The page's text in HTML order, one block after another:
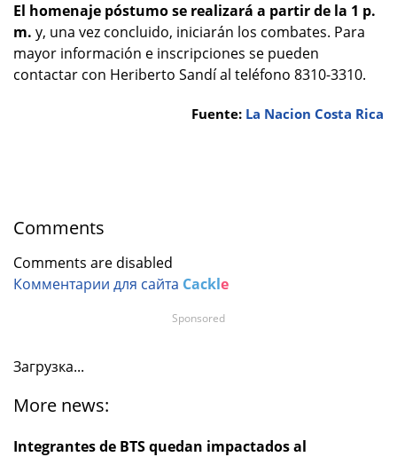
El homenaje póstumo se realizará a partir de la 1 p.
m. y, una vez concluido, iniciarán los combates. Para
mayor información e inscripciones se pueden
contactar con Heriberto Sandí al teléfono 8310-3310.
Fuente: La Nacion Costa Rica
Comments
Comments are disabled
Комментарии для сайта Cackle
Загрузка...
More news:
Integrantes de BTS quedan impactados al
Sponsored